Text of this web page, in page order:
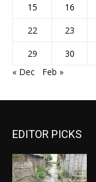
15
16
22
23
29
30
« Dec
Feb »
EDITOR PICKS